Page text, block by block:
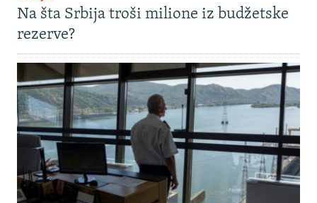
Na šta Srbija troši milione iz budžetske
rezerve?